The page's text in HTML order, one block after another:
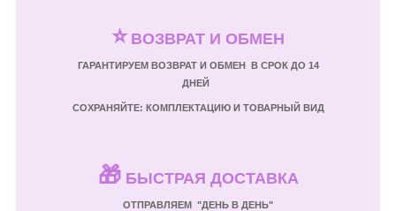
⭐ ВОЗВРАТ И ОБМЕН
ГАРАНТИРУЕМ ВОЗВРАТ И ОБМЕН В СРОК ДО 14
ДНЕЙ
СОХРАНЯЙТЕ: КОМПЛЕКТАЦИЮ И ТОВАРНЫЙ ВИД
🎁 БЫСТРАЯ ДОСТАВКА
ОТПРАВЛЯЕМ "ДЕНЬ В ДЕНЬ"